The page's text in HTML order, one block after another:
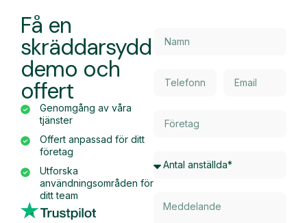
Få en
skräddarsydd
demo och
offert
Genomgång av våra
tjänster
Offert anpassad för ditt
företag
Utforska
användningsområden för
ditt team